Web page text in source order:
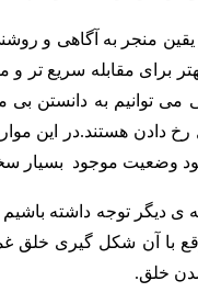
یقین منجر به آگاهی و
برای مقابله سریع تر
توانیم به دانستن بی
هستند.در این
وضعیت موجود
دیگر توجه داشته باشیم
با آن شکل گیری خلق
خلق.